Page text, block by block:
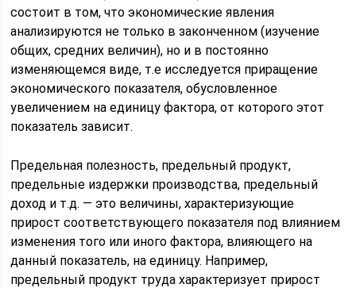
состоит в том, что экономические явления
анализируются не только в законченном (изучение
общих, средних величин), но и в постоянно
изменяющемся виде, т.е исследуется приращение
экономического показателя, обусловленное
увеличением на единицу фактора, от которого этот
показатель зависит.
Предельная полезность, предельный продукт,
предельные издержки производства, предельный
доход и т.д. — это величины, характеризующие
прирост соответствующего показателя под влиянием
изменения того или иного фактора, влияющего на
данный показатель, на единицу. Например,
предельный продукт труда характеризует прирост